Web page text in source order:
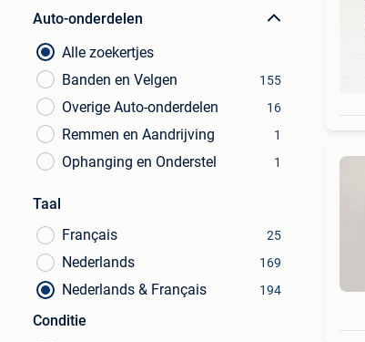
Auto-onderdelen
Alle zoekertjes
Banden en Velgen
155
Overige Auto-onderdelen 16
Remmen en Aandrijving 1
Ophanging en Onderstel 1
Taal
Français
25
Nederlands 169
Nederlands & Français 194
Conditie